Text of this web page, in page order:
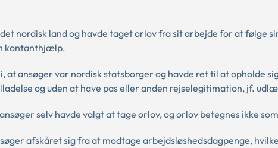
nordisk land og havde taget orlov fra sit arbejde for at følge
kontanthjælp.
at ansøger var nordisk statsborger og havde ret til at opholde
og uden at have pas eller anden rejselegitimation, jf.
selv havde valgt at tage orlov, og orlov betegnes ikke
afskåret sig fra at modtage arbejdsløshedsdagpenge,